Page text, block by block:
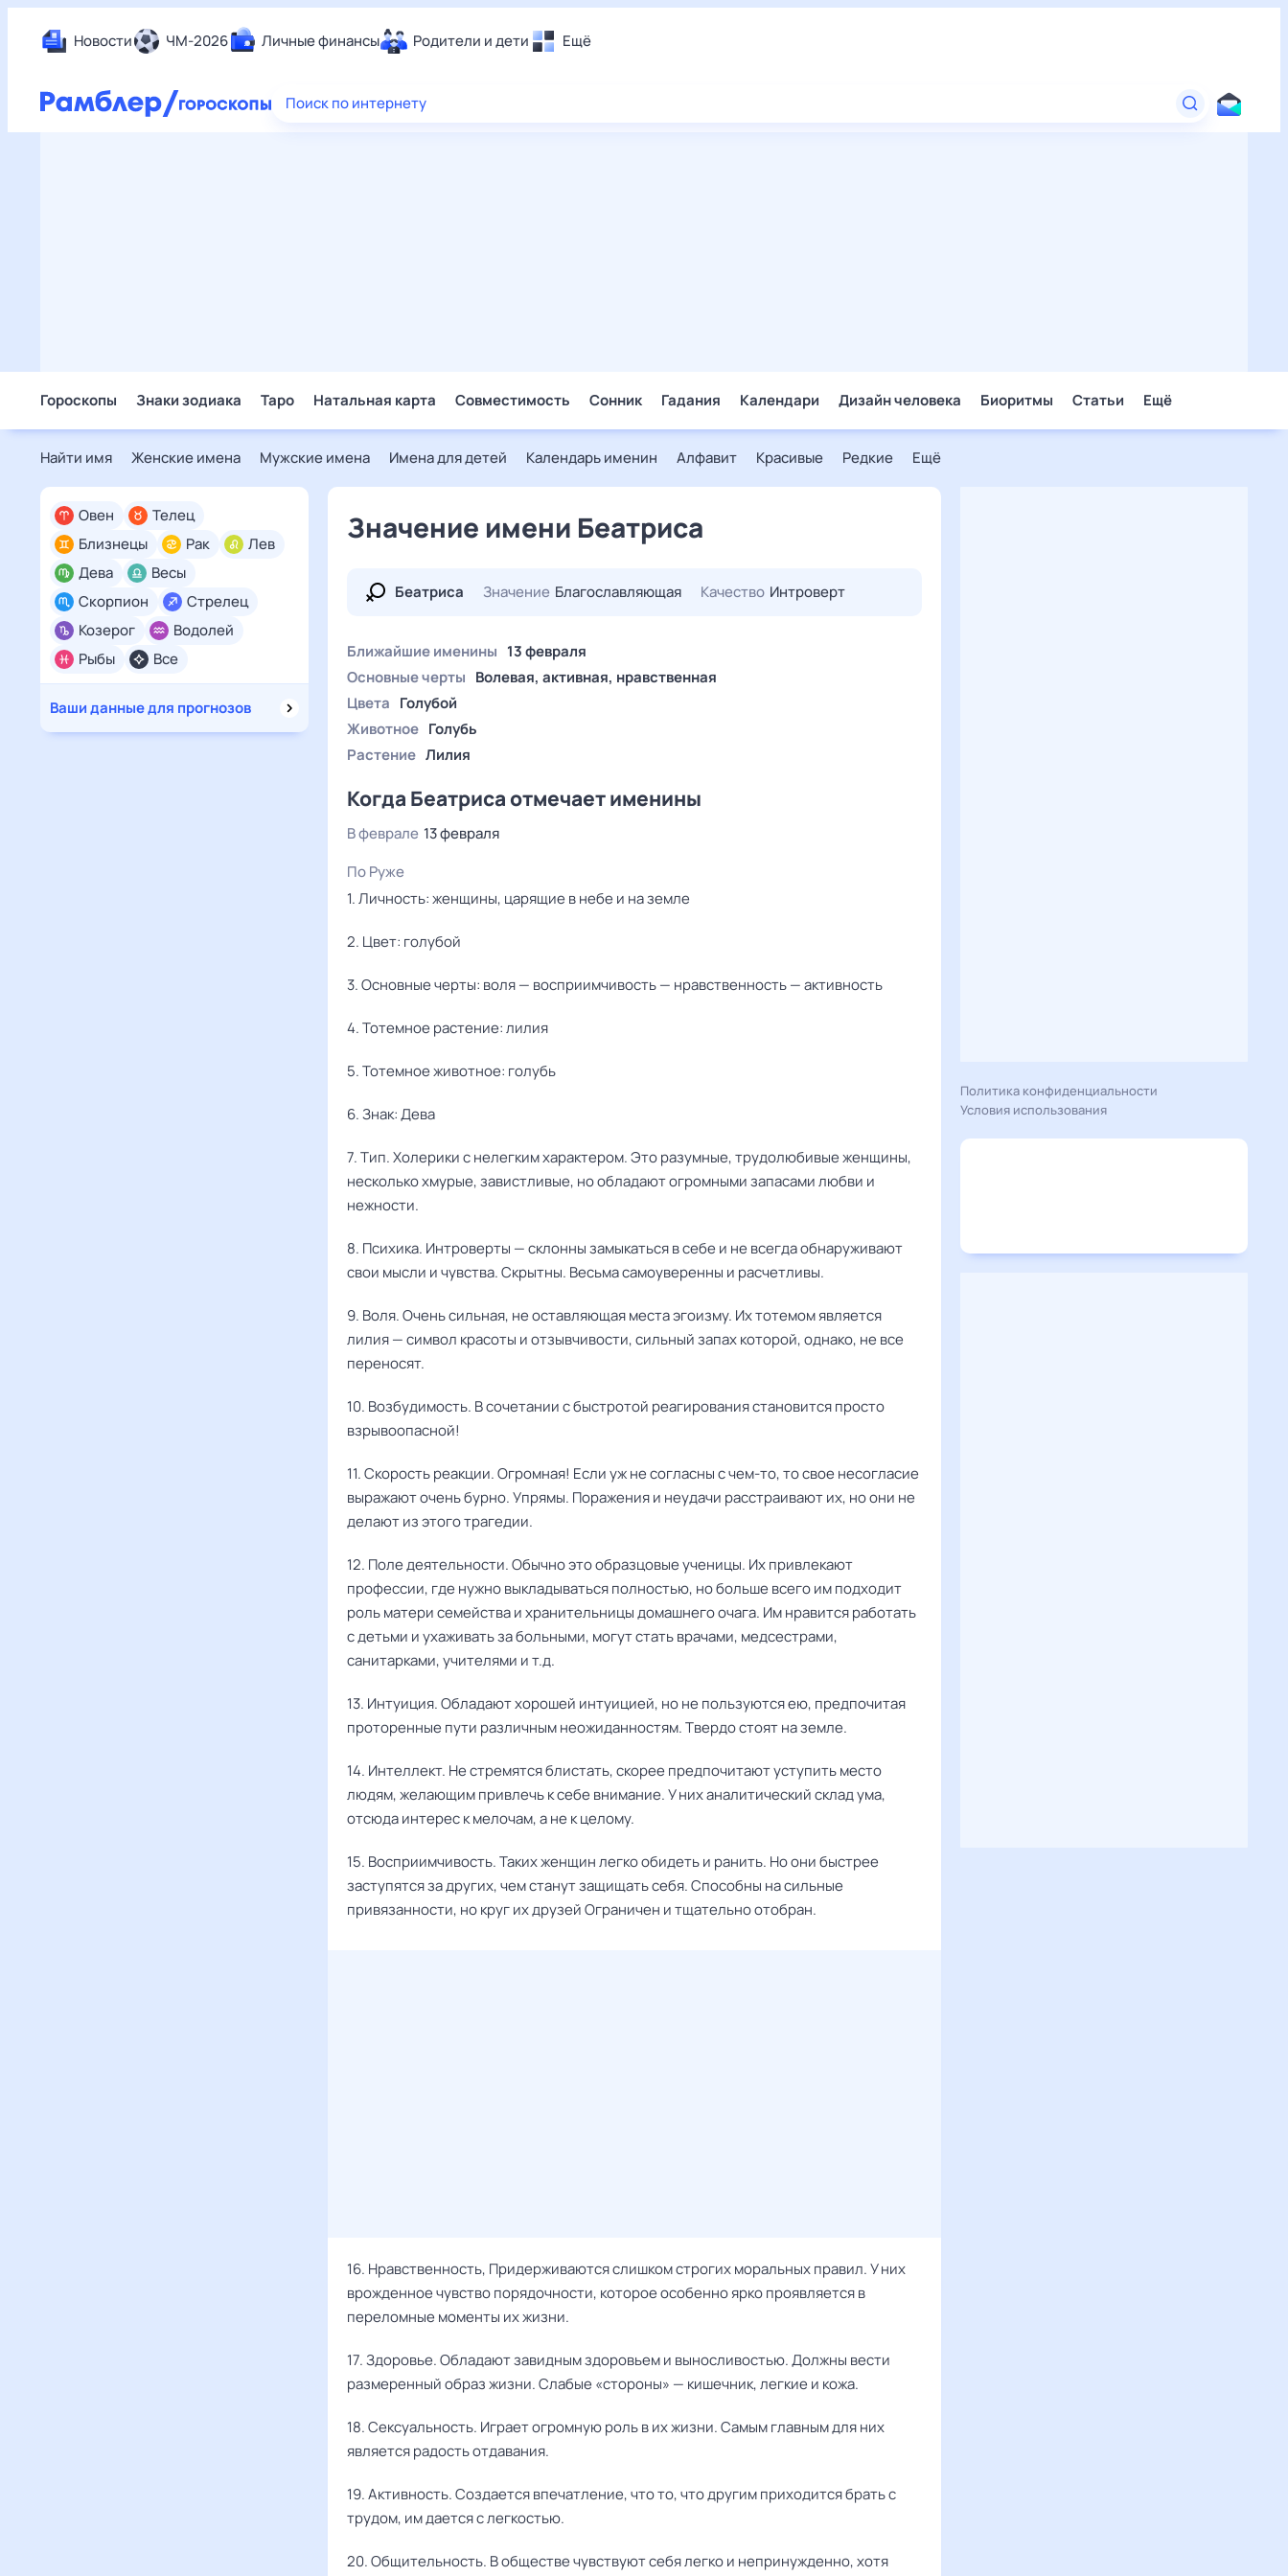
Новости ЧМ-2026 Личные финансы Родители и дети Ещё
Еда
Поиск по интернету
Гороскопы Знаки зодиака Таро Натальная карта Совместимость Сонник Гадания Календари Дизайн человека Биоритмы Статьи Ещё
Найти имя Женские имена Мужские имена Имена для детей Календарь именин Алфавит Красивые Редкие Ещё
Все
Овен
Телец
Близнецы
Рак
Лев
Дева
Весы
Скорпион
Стрелец
Козерог
Водолей
Рыбы
Ваши данные для прогнозов
Значение имени Беатриса
Беатриса Значение Благославляющая Качество Интроверт
Ближайшие именины 13 февраля
Основные черты Волевая, активная, нравственная
Цвета Голубой
Животное Голубь
Растение Лилия
Когда Беатриса отмечает именины
В феврале 13 февраля
По Руже
1. Личность: женщины, царящие в небе и на земле
2. Цвет: голубой
3. Основные черты: воля — восприимчивость — нравственность — активность
4. Тотемное растение: лилия
5. Тотемное животное: голубь
6. Знак: Дева
7. Тип. Холерики с нелегким характером. Это разумные, трудолюбивые женщины,
несколько хмурые, завистливые, но обладают огромными запасами любви и
нежности.
8. Психика. Интроверты — склонны замыкаться в себе и не всегда обнаруживают
свои мысли и чувства. Скрытны. Весьма самоуверенны и расчетливы.
9. Воля. Очень сильная, не оставляющая места эгоизму. Их тотемом является
лилия — символ красоты и отзывчивости, сильный запах которой, однако, не все
переносят.
10. Возбудимость. В сочетании с быстротой реагирования становится просто
взрывоопасной!
11. Скорость реакции. Огромная! Если уж не согласны с чем-то, то свое несогласие
выражают очень бурно. Упрямы. Поражения и неудачи расстраивают их, но они не
делают из этого трагедии.
12. Поле деятельности. Обычно это образцовые ученицы. Их привлекают
профессии, где нужно выкладываться полностью, но больше всего им подходит
роль матери семейства и хранительницы домашнего очага. Им нравится работать
с детьми и ухаживать за больными, могут стать врачами, медсестрами,
санитарками, учителями и т.д.
13. Интуиция. Обладают хорошей интуицией, но не пользуются ею, предпочитая
проторенные пути различным неожиданностям. Твердо стоят на земле.
14. Интеллект. Не стремятся блистать, скорее предпочитают уступить место
людям, желающим привлечь к себе внимание. У них аналитический склад ума,
отсюда интерес к мелочам, а не к целому.
15. Восприимчивость. Таких женщин легко обидеть и ранить. Но они быстрее
заступятся за других, чем станут защищать себя. Способны на сильные
привязанности, но круг их друзей Ограничен и тщательно отобран.
16. Нравственность, Придерживаются слишком строгих моральных правил. У них
врожденное чувство порядочности, которое особенно ярко проявляется в
переломные моменты их жизни.
17. Здоровье. Обладают завидным здоровьем и выносливостью. Должны вести
размеренный образ жизни. Слабые «стороны» — кишечник, легкие и кожа.
18. Сексуальность. Играет огромную роль в их жизни. Самым главным для них
является радость отдавания.
19. Активность. Создается впечатление, что то, что другим приходится брать с
трудом, им дается с легкостью.
20. Общительность. В обществе чувствуют себя легко и непринужденно, хотя
Политика конфиденциальности
Условия использования